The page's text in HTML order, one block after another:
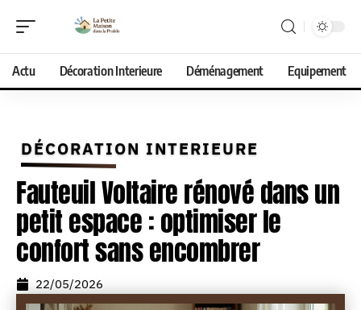
Actu Décoration Interieure Déménagement Equipement
DÉCORATION INTERIEURE
Fauteuil Voltaire rénové dans un
petit espace : optimiser le
confort sans encombrer
22/05/2026